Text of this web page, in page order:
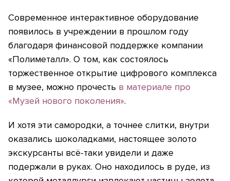
Современное интерактивное оборудование
появилось в учреждении в прошлом году
благодаря финансовой поддержке компании
«Полиметалл». О том, как состоялось
торжественное открытие цифрового комплекса
в музее, можно прочесть в материале про
«Музей нового поколения».
И хотя эти самородки, а точнее слитки, внутри
оказались шоколадками, настоящее золото
экскурсанты всё-таки увидели и даже
подержали в руках. Оно находилось в руде, из